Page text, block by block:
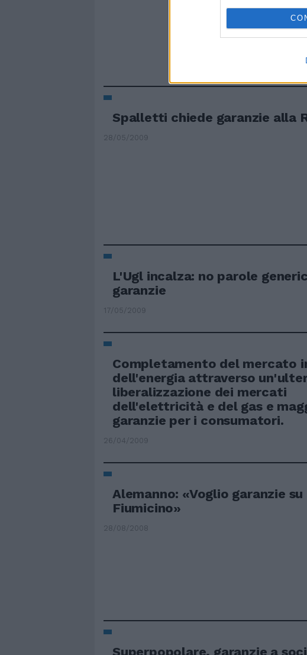
Spalletti chiede garanzie alla
28/05/2009
L'Ugl incalza: no parole
garanzie
17/05/2009
Completamento del mercato
dell'energia attraverso
liberalizzazione dei mercati
dell'elettricità e del gas e
garanzie per i consumatori.
26/04/2009
Alemanno: «Voglio garanzie su
Fiumicino»
28/08/2008
Superpopolare, garanzie a